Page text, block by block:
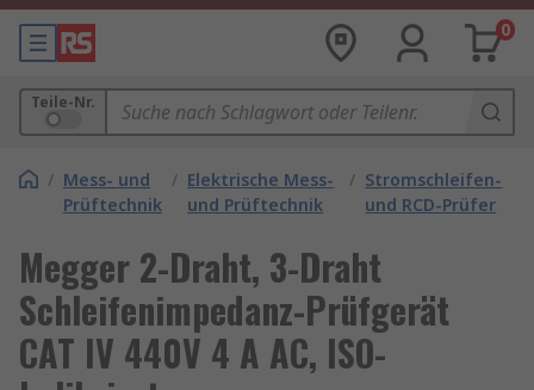
0
Teile-Nr.
/ Mess- und
Prüftechnik
/ Elektrische Mess-
und Prüftechnik
/ Stromschleifen-
und RCD-Prüfer
Megger 2-Draht, 3-Draht
Schleifenimpedanz-Prüfgerät
CAT IV 440V 4 A AC, ISO-